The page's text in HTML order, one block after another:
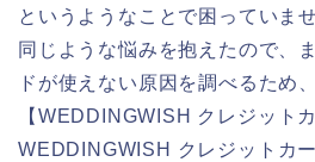
というようなことで困っていま
同じような悩みを抱えたので、
ドが使えない原因を調べるため
【WEDDINGWISH クレジット
WEDDINGWISH クレジットカ